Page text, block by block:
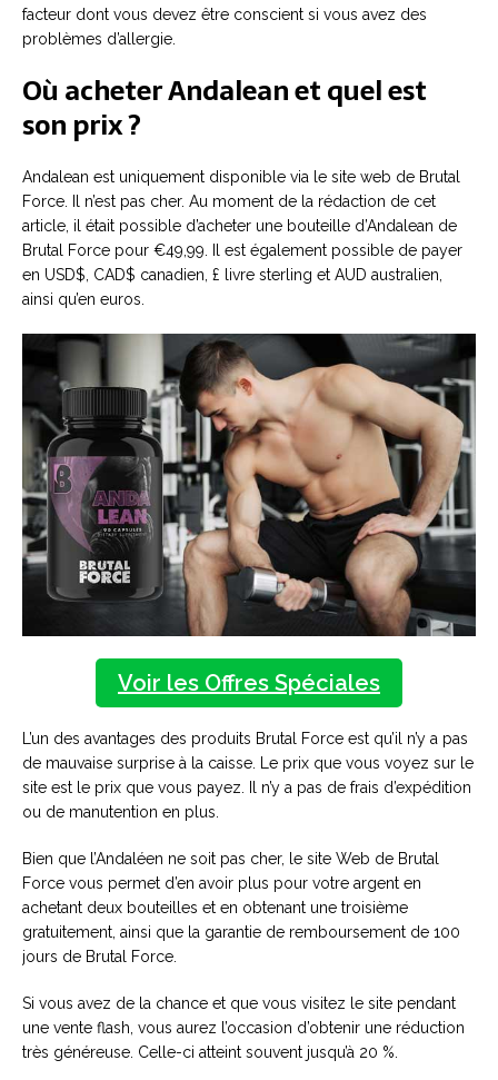
facteur dont vous devez être conscient si vous avez des
problèmes d’allergie.
Où acheter Andalean et quel est
son prix ?
Andalean est uniquement disponible via le site web de Brutal
Force. Il n’est pas cher. Au moment de la rédaction de cet
article, il était possible d’acheter une bouteille d’Andalean de
Brutal Force pour €49,99. Il est également possible de payer
en USD$, CAD$ canadien, £ livre sterling et AUD australien,
ainsi qu’en euros.
Voir les Offres Spéciales
L’un des avantages des produits Brutal Force est qu’il n’y a pas
de mauvaise surprise à la caisse. Le prix que vous voyez sur le
site est le prix que vous payez. Il n’y a pas de frais d’expédition
ou de manutention en plus.
Bien que l’Andaléen ne soit pas cher, le site Web de Brutal
Force vous permet d’en avoir plus pour votre argent en
achetant deux bouteilles et en obtenant une troisième
gratuitement, ainsi que la garantie de remboursement de 100
jours de Brutal Force.
Si vous avez de la chance et que vous visitez le site pendant
une vente flash, vous aurez l’occasion d’obtenir une réduction
très généreuse. Celle-ci atteint souvent jusqu’à 20 %.